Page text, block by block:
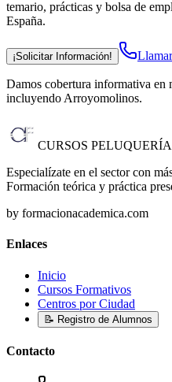
temario, prácticas y bolsa de
España.
¡Solicitar Información!
Damos cobertura informativa en
incluyendo Arroyomolinos.
CURSOS
Especialízate en el sector con
Formación teórica y práctica
by formacionacademica.com
Enlaces
Inicio
Cursos Formativos
Centros por Ciudad
📝 Registro de Alumnos
Contacto